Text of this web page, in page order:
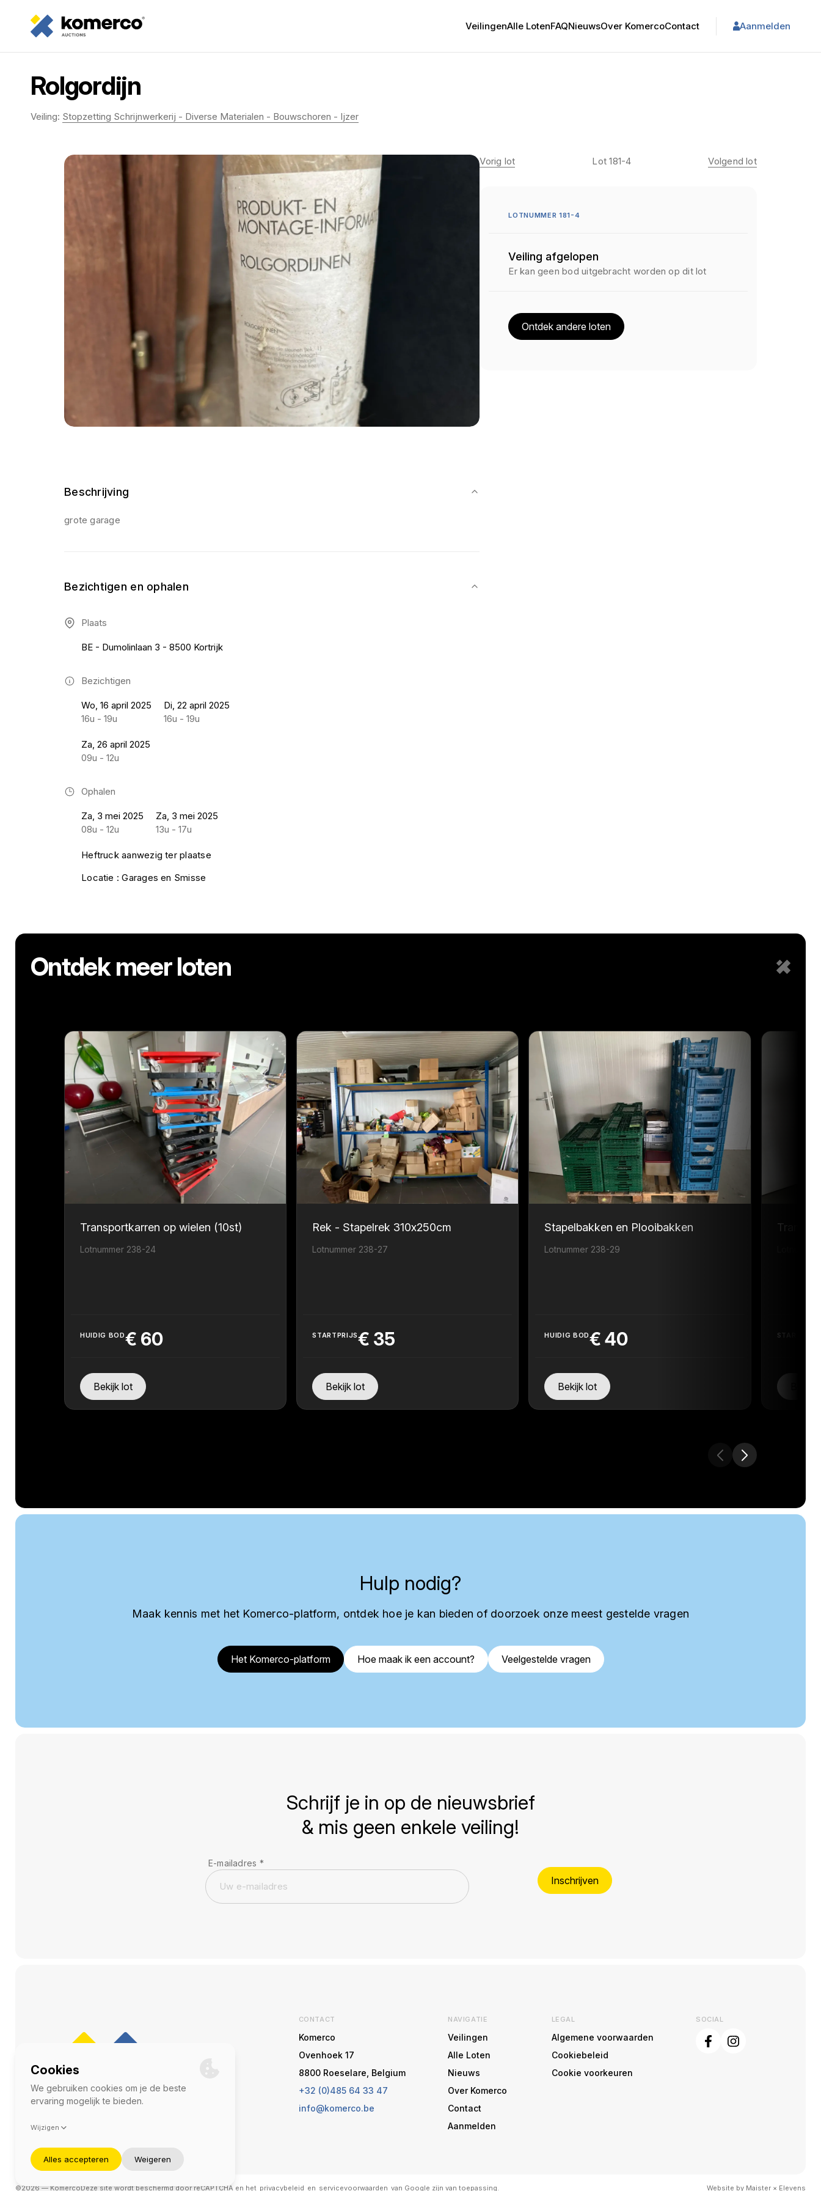
VeilingenAlle LotenFAQNieuwsOver KomercoContact Aanmelden
Rolgordijn
Veiling: Stopzetting Schrijnwerkerij - Diverse Materialen - Bouwschoren - Ijzer
Beschrijving
grote garage
Bezichtigen en ophalen
Plaats
BE - Dumolinlaan 3 - 8500 Kortrijk
Bezichtigen
Wo, 16 april 2025
16u - 19u
Di, 22 april 2025
16u - 19u
Za, 26 april 2025
09u - 12u
Ophalen
Za, 3 mei 2025
08u - 12u
Za, 3 mei 2025
13u - 17u
Heftruck aanwezig ter plaatse
Locatie : Garages en Smisse
Vorig lot Lot 181-4 Volgend lot
LOTNUMMER 181-4
Veiling afgelopen
Er kan geen bod uitgebracht worden op dit lot
Ontdek andere loten
Ontdek meer loten
Transportkarren op wielen (10st)
Lotnummer 238-24
HUIDIG BOD€ 60
Bekijk lot
Rek - Stapelrek 310x250cm
Lotnummer 238-27
STARTPRIJS€ 35
Bekijk lot
Stapelbakken en Plooibakken
Lotnummer 238-29
HUIDIG BOD€40
Bekijk lot
Hulp nodig?
Maak kennis met het Komerco-platform, ontdek hoe je kan bieden of doorzoek onze meest gestelde vragen
Het Komerco-platform Hoe maak ik een account? Veelgestelde vragen
Schrijf je in op de nieuwsbrief
& mis geen enkele veiling!
E-mailadres *
Inschrijven
CONTACT
Komerco
Ovenhoek 17
8800 Roeselare, Belgium
+32 (0)485 64 33 47
info@komerco.be
NAVIGATIE
Veilingen
Alle Loten
Nieuws
Over Komerco
Contact
Aanmelden
LEGAL
Algemene voorwaarden
Cookiebeleid
Cookie voorkeuren
SOCIAL
©2026 — KomercoDeze site wordt beschermd door reCAPTCHA en het privacybeleid en servicevoorwaarden van Google zijn van toepassing. Website by Maister × Elevens